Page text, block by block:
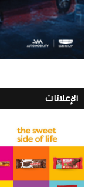
الإعلانات